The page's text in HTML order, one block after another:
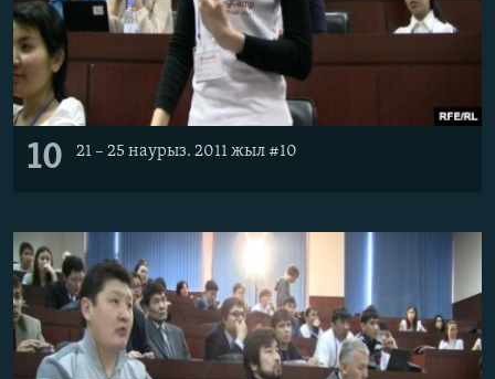
10 21 – 25 наурыз. 2011 жыл #10